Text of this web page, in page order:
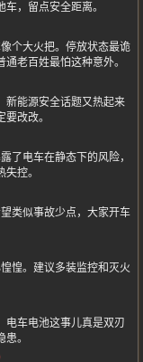
，留点安全距离。
个大火把。停放状态最诡
老百姓最怕这种意外。
新能源安全话题又热起来
改改。
了电车在静态下的风险，
控。
类似事故少点，大家开车
惶。建议多装监控和灭火
电车电池这事儿真是双刃
。